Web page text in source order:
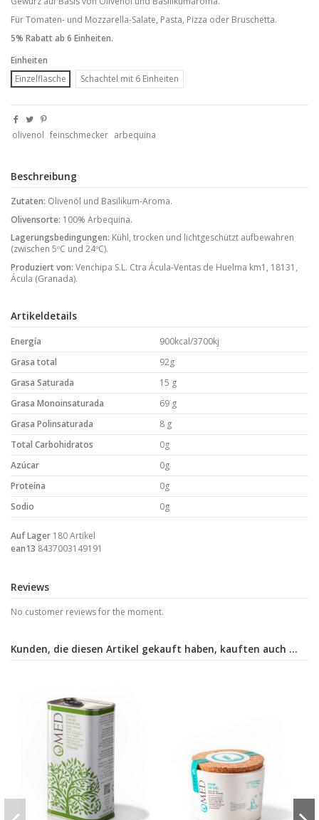
Für Tomaten- und Mozzarella-Salate, Pasta, Pizza oder Bruschetta.
5% Rabatt ab 6 Einheiten.
Einheiten
Einzelflasche
Schachtel mit 6 Einheiten
olivenol feinschmecker arbequina
Beschreibung
Zutaten: Olivenöl und Basilikum-Aroma.
Olivensorte: 100% Arbequina.
Lagerungsbedingungen: Kühl, trocken und lichtgeschützt aufbewahren
(zwischen 5ºC und 24ºC).
Produziert von: Venchipa S.L. Ctra Ácula-Ventas de Huelma km1, 18131,
Ácula (Granada).
Artikeldetails
Energía
900kcal/3700kj
Grasa total
92g
Grasa Saturada
15 g
Grasa Monoinsaturada
69 g
Grasa Polinsaturada
8 g
Total Carbohidratos
0g
Azúcar
0g
Proteína
0g
Sodio
0g
Auf Lager 180 Artikel
ean13 8437003149191
Reviews
No customer reviews for the moment.
Kunden, die diesen Artikel gekauft haben, kauften auch ...